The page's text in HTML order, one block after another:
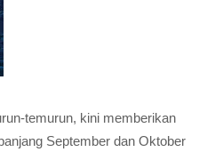
temurun, kini memberikan
September dan Oktober